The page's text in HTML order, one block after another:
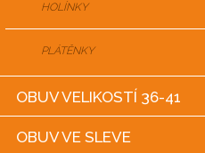
HOLÍNKY
PLÁTĚNKY
OBUV VELIKOSTÍ 36-41
OBUV VE SLEVE